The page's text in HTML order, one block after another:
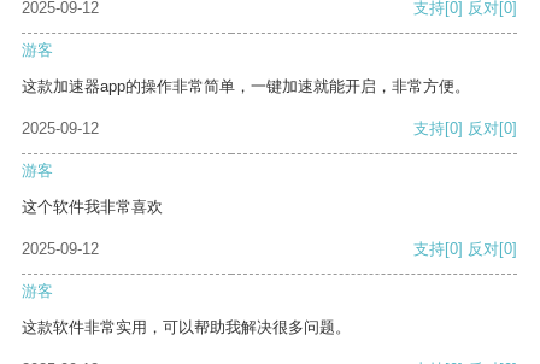
2025-09-12 支持[0] 反对[0]
游客
这款加速器app的操作非常简单，一键加速就能开启，非常方便。
2025-09-12 支持[0] 反对[0]
游客
这个软件我非常喜欢
2025-09-12 支持[0] 反对[0]
游客
这款软件非常实用，可以帮助我解决很多问题。